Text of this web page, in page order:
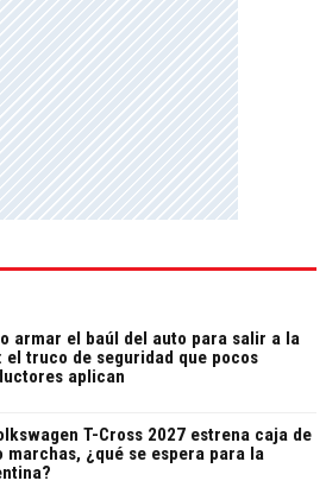
armar el baúl del auto para salir a la
el truco de seguridad que pocos
aplican
T-Cross 2027 estrena caja de
marchas, ¿qué se espera para la